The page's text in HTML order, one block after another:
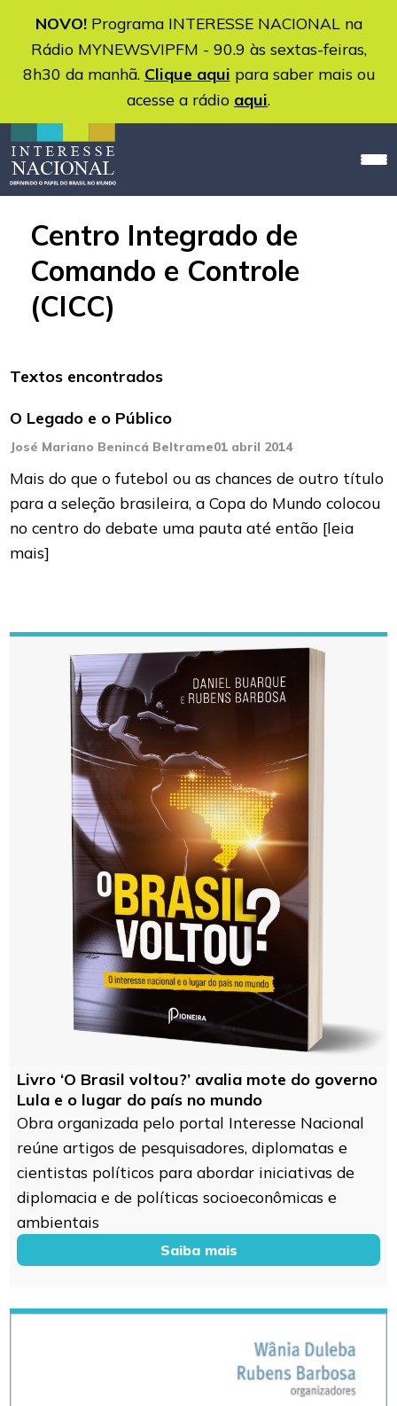
NOVO!Programa INTERESSE NACIONAL na
Rádio MYNEWSVIPFM - 90.9 às sextas-feiras,
8h30 da manhã. Clique aqui para saber mais ou
acesse a rádio aqui.
Centro Integrado de
Comando e Controle
(CICC)
Textos encontrados
O Legado e o Público
José Mariano Benincá Beltrame01 abril 2014
Mais do que o futebol ou as chances de outro título
para a seleção brasileira, a Copa do Mundo colocou
no centro do debate uma pauta até então [leia
mais]
Livro ‘O Brasil voltou?’ avalia mote do governo
Lula e o lugar do país no mundo
Obra organizada pelo portal Interesse Nacional
reúne artigos de pesquisadores, diplomatas e
cientistas políticos para abordar iniciativas de
diplomacia e de políticas socioeconômicas e
ambientais
Saiba mais